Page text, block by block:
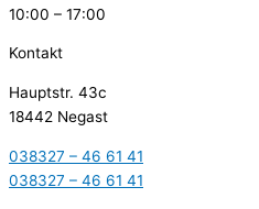
10:00 – 17:00
Kontakt
Hauptstr. 43c
18442 Negast
038327 – 46 61 41
038327 – 46 61 41